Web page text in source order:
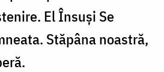
El Însuşi Se
Stăpâna noastră,